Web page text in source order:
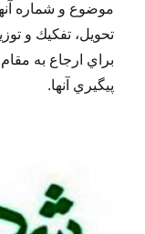
موضوع و شماره
تحويل، تفكيك و
براي ارجاع به
پيگيري آنها.